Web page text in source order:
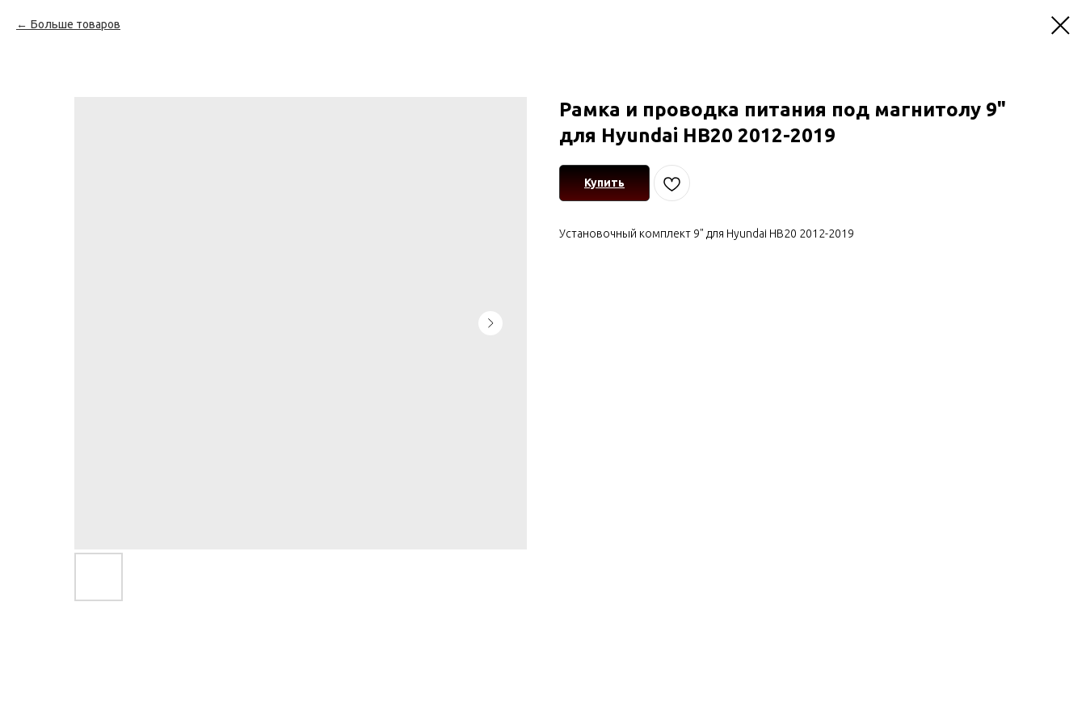
Больше товаров
Рамка и проводка питания под магнитолу 9"
для Hyundai HB20 2012-2019
Купить
Установочный комплект 9" для Hyundai HB20 2012-2019